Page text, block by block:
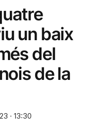
un baix
del
de la
· 13:30